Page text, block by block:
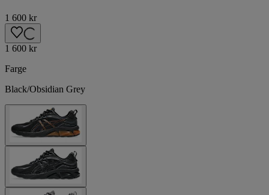
1 600 kr
1 600 kr
Farge
Black/Obsidian Grey